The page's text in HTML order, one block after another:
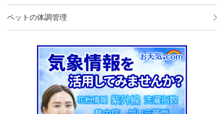
ペットの体調管理